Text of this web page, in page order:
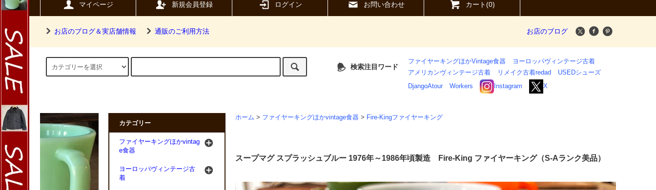
マイページ 新規会員登録 ログイン お問い合わせ カート(0)
お店のブログ＆実店舗情報 通販のご利用方法 お店のブログ
検索注目ワード
ファイヤーキングほかVintage食器
ヨーロッパヴィンテージ古着
アメリカンヴィンテージ古着
リメイク古着redad
USEDシューズ
DjangoAtour
Workers Instagram X
ホーム > ファイヤーキングほかvintage食器 > Fire-Kingファイヤーキング
スープマグ スプラッシュブルー 1976年～1986年頃製造 Fire-King ファイヤーキング（S-Aランク美品）
カテゴリー
ファイヤーキングほかvintag
e食器
ヨーロッパヴィンテージ古
着